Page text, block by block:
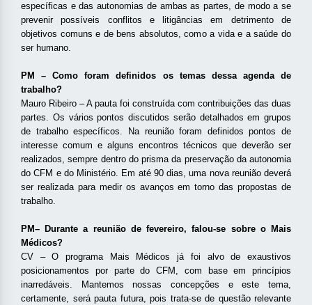
específicas e das autonomias de ambas as partes, de modo a se
prevenir possíveis conflitos e litigâncias em detrimento de
objetivos comuns e de bens absolutos, como a vida e a saúde do
ser humano.
PM – Como foram definidos os temas dessa agenda de
trabalho?
Mauro Ribeiro – A pauta foi construída com contribuições das duas
partes. Os vários pontos discutidos serão detalhados em grupos
de trabalho específicos. Na reunião foram definidos pontos de
interesse comum e alguns encontros técnicos que deverão ser
realizados, sempre dentro do prisma da preservação da autonomia
do CFM e do Ministério. Em até 90 dias, uma nova reunião deverá
ser realizada para medir os avanços em torno das propostas de
trabalho.
PM– Durante a reunião de fevereiro, falou-se sobre o Mais
Médicos?
CV – O programa Mais Médicos já foi alvo de exaustivos
posicionamentos por parte do CFM, com base em princípios
inarredáveis. Mantemos nossas concepções e este tema,
certamente, será pauta futura, pois trata-se de questão relevante